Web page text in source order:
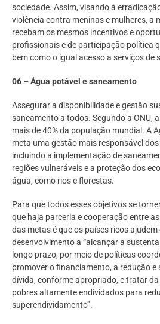
sociedade. Assim, visando à
violência contra meninas e mulheres, a
recebam os mesmos incentivos e
profissionais e de participação política
bem como o igual acesso a serviços de
06 – Água potável e saneamento
Assegurar a disponibilidade e gestão
saneamento a todos. Segundo a ONU,
mais de 40% da população mundial. A
meta uma gestão mais responsável
incluindo a implementação de
regiões vulneráveis e a proteção dos
água, como rios e florestas.
Para que todos esses objetivos se
que haja parceria e cooperação entre
das metas é que os países ricos
desenvolvimento a “alcançar a
longo prazo, por meio de políticas
promover o financiamento, a redução e
dívida, conforme apropriado, e tratar
pobres altamente endividados para
superendividamento”.